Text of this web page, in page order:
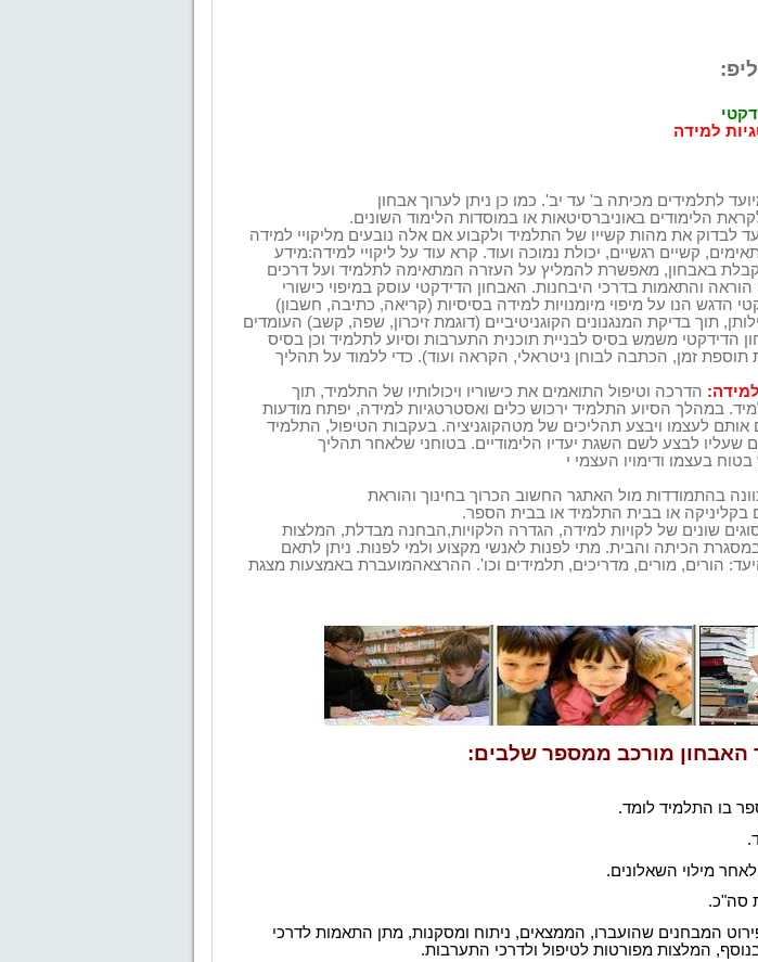
למידה
לתלמידים מכיתה ב' עד יב'. כמו כן ניתן לערוך אבחון
הלימודים באוניברסיטאות או במוסדות הלימוד השונים.
לבדוק את מהות קשייו של התלמיד ולקבוע אם אלה נובעים מליקויי למידה
קשיים רגשיים, יכולת נמוכה ועוד. קרא עוד על ליקויי למידה:מידע
באבחון, מאפשרת להמליץ על העזרה המתאימה לתלמיד ועל דרכים
והתאמות בדרכי היבחנות. האבחון הדידקטי עוסק במיפוי כישורי
הדגש הנו על מיפוי מיומנויות למידה בסיסיות (קריאה, כתיבה, חשבון)
תוך בדיקת המנגנונים הקוגניטיביים (דוגמת זיכרון, שפה, קשב) העומדים
הדידקטי משמש בסיס לבניית תוכנית התערבות וסיוע לתלמיד וכן בסיס
היבחנות רמה 1-2 (דוגמת תוספת זמן, הכתבה לבוחן ניטראלי, הקראה ועוד). כדי ללמוד על תהליך
הדרכה וטיפול התואמים את כישוריו ויכולותיו של התלמיד, תוך
במהלך הסיוע התלמיד ירכוש כלים ואסטרטגיות למידה, יפתח מודעות
אותם לעצמו ויבצע תהליכים של מטהקוגניציה. בעקבות הטיפול, התלמיד
שעליו לבצע לשם השגת יעדיו הלימודיים. בטוחני שלאחר תהליך
בעצמו ודימויו העצמי י
בהתמודדות מול האתגר החשוב הכרוך בחינוך והוראת
בקליניקה או בבית התלמיד או בבית הספר.
שונים של לקויות למידה, הגדרה הלקויות,הבחנה מבדלת, המלצות
הכיתה והבית. מתי לפנות לאנשי מקצוע ולמי לפנות. ניתן לתאם
הורים, מורים, מדריכים, תלמידים וכו'. ההרצאהמועברת באמצעות מצגת
האבחון מורכב ממספר שלבים:
בו התלמיד לומד.
מילוי השאלונים.
המבחנים שהועברו, הממצאים, ניתוח ומסקנות, מתן התאמות לדרכי
המלצות מפורטות לטיפול ולדרכי התערבות.